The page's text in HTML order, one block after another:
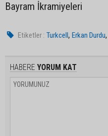
Bayram İkramiyeleri
Etiketler : Turkcell,Erkan Durdu
HABERE YORUM KAT